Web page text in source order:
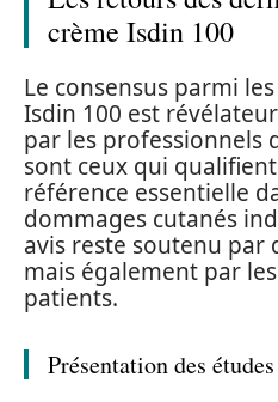
crème Isdin 100
Le consensus parmi
Isdin 100 est
par les professionnels
sont ceux qui
référence essentielle
dommages cutanés
avis reste soutenu par
mais également par
patients.
Présentation des